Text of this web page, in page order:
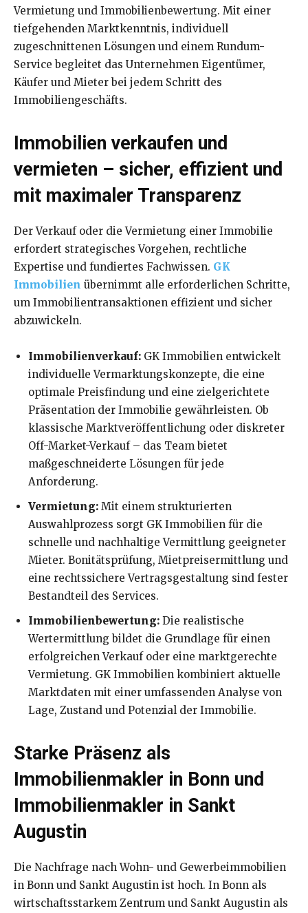
Vermietung und Immobilienbewertung. Mit einer
tiefgehenden Marktkenntnis, individuell
zugeschnittenen Lösungen und einem Rundum-
Service begleitet das Unternehmen Eigentümer,
Käufer und Mieter bei jedem Schritt des
Immobiliengeschäfts.
Immobilien verkaufen und
vermieten – sicher, effizient und
mit maximaler Transparenz
Der Verkauf oder die Vermietung einer Immobilie
erfordert strategisches Vorgehen, rechtliche
Expertise und fundiertes Fachwissen. GK
Immobilien übernimmt alle erforderlichen Schritte,
um Immobilientransaktionen effizient und sicher
abzuwickeln.
Immobilienverkauf: GK Immobilien entwickelt
individuelle Vermarktungskonzepte, die eine
optimale Preisfindung und eine zielgerichtete
Präsentation der Immobilie gewährleisten. Ob
klassische Marktveröffentlichung oder diskreter
Off-Market-Verkauf – das Team bietet
maßgeschneiderte Lösungen für jede
Anforderung.
Vermietung: Mit einem strukturierten
Auswahlprozess sorgt GK Immobilien für die
schnelle und nachhaltige Vermittlung geeigneter
Mieter. Bonitätsprüfung, Mietpreisermittlung und
eine rechtssichere Vertragsgestaltung sind fester
Bestandteil des Services.
Immobilienbewertung: Die realistische
Wertermittlung bildet die Grundlage für einen
erfolgreichen Verkauf oder eine marktgerechte
Vermietung. GK Immobilien kombiniert aktuelle
Marktdaten mit einer umfassenden Analyse von
Lage, Zustand und Potenzial der Immobilie.
Starke Präsenz als
Immobilienmakler in Bonn und
Immobilienmakler in Sankt
Augustin
Die Nachfrage nach Wohn- und Gewerbeimmobilien
in Bonn und Sankt Augustin ist hoch. In Bonn als
wirtschaftsstarkem Zentrum und Sankt Augustin als